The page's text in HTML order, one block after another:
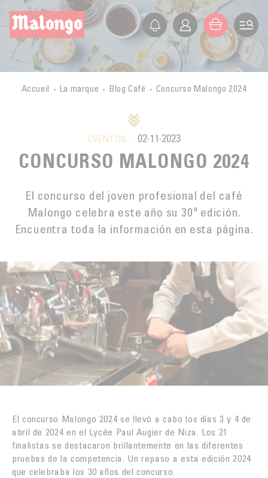
ES FR EN IT
LA SOCIEDAD
PRESENTACIÓN
LOS PEQUEÑOS PRODUCTORES
VIAJE A LOS PAÍSES PRODUCTORES
LAOS
MYANMAR
GUATEMALA
MALONGO Y LOS PEQUEÑOS PRODUCTORES
COMERCIO JUSTO
DESARROLLO SOSTENIBLE
CALIDAD
TORREFACCIÓN
INNOVACIÓN
LA PRUEBA POR EL GUSTO
FUNDACIÓN
TIENDAS
FORMACIÓN
GRAN DISTRIBUCIÓN
COMPRAR
Accueil La marque Blog Café Concurso Malongo 2024
EVENTOS - 02·11·2023
CONCURSO MALONGO 2024
El concurso del joven profesional del café
Malongo celebra este año su 30ª edición.
Encuentra toda la información en esta página.
El concurso Malongo 2024 se llevó a cabo los días 3 y 4 de
abril de 2024 en el Lycée Paul Augier de Niza. Los 21
finalistas se destacaron brillantemente en las diferentes
pruebas de la competencia. Un repaso a esta edición 2024
que celebraba los 30 años del concurso.